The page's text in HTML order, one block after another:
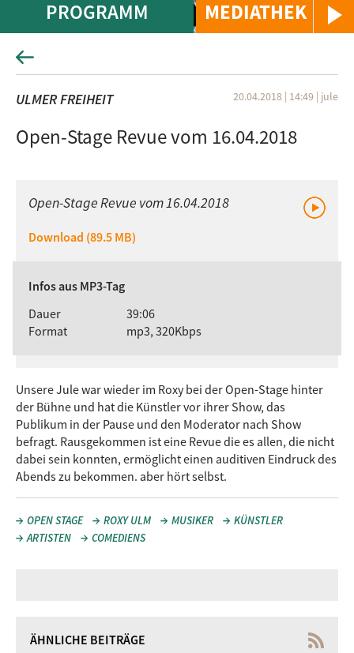
MEDIATHEK
PROGRAMM
ULMER FREIHEIT 20.04.2018 | 14:49 | jule
Open-Stage Revue vom 16.04.2018
Open-Stage Revue vom 16.04.2018
Download (89.5 MB)
Infos aus MP3-Tag
Dauer
39:06
Format
mp3, 320Kbps
Unsere Jule war wieder im Roxy bei der Open-Stage hinter
der Bühne und hat die Künstler vor ihrer Show, das
Publikum in der Pause und den Moderator nach Show
befragt. Rausgekommen ist eine Revue die es allen, die nicht
dabei sein konnten, ermöglicht einen auditiven Eindruck des
Abends zu bekommen. aber hört selbst.
OPEN STAGE ROXY ULM MUSIKER
KÜNSTLER
ARTISTEN
COMEDIENS
ÄHNLICHE BEITRÄGE